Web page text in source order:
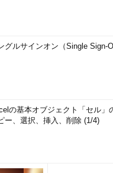
グルサインオン（Single Sign-
の基本オブジェクト「セル」
ー、選択、挿入、削除 (1/4)